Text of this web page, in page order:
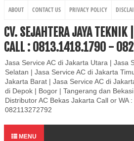
ABOUT CONTACT US PRIVACY POLICY
CV. SEJAHTERA JAYA TEKNIK
CALL : 0813.1418.1790 -
Jasa Service AC di Jakarta Utara | Jasa
Selatan | Jasa Service AC di Jakarta
Jakarta Barat | Jasa Service AC di
di Depok | Bogor | Tangerang dan
Distributor AC Bekas Jakarta Call or WA
082113272792
MENU